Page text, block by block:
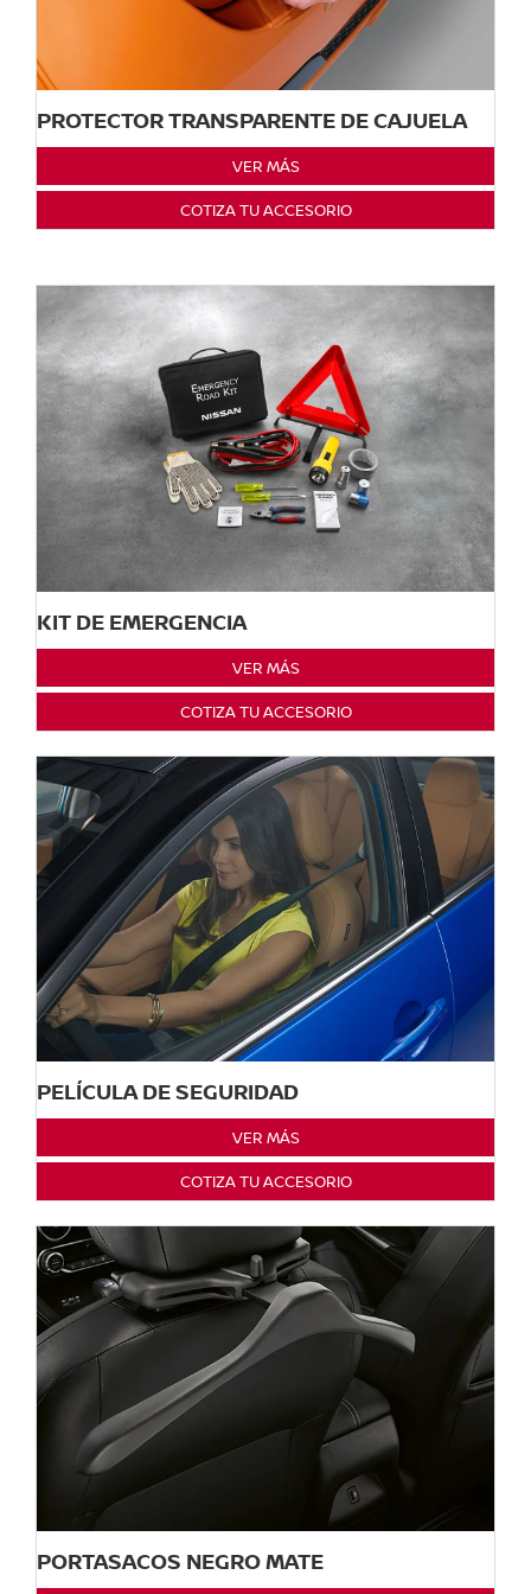
PROTECTOR TRANSPARENTE DE CAJUELA
VER MÁS
COTIZA TU ACCESORIO
KIT DE EMERGENCIA
VER MÁS
COTIZA TU ACCESORIO
PELÍCULA DE SEGURIDAD
VER MÁS
COTIZA TU ACCESORIO
PORTASACOS NEGRO MATE